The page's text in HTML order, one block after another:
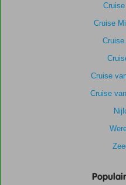
Cruise
Cruise
Cruise